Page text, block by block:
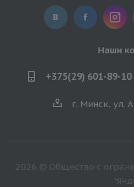
Наши
+375(29) 601-89-10
г. Минск, ул.
2026 © Общество с